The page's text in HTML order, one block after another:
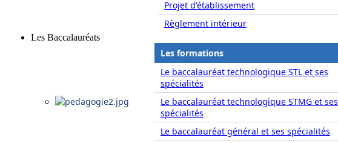
Projet d'établissement
Règlement intérieur
Les Baccalauréats
Les formations
Le baccalauréat technologique STL et ses
spécialités
Le baccalauréat technologique STMG et ses
spécialités
Le baccalauréat général et ses spécialités